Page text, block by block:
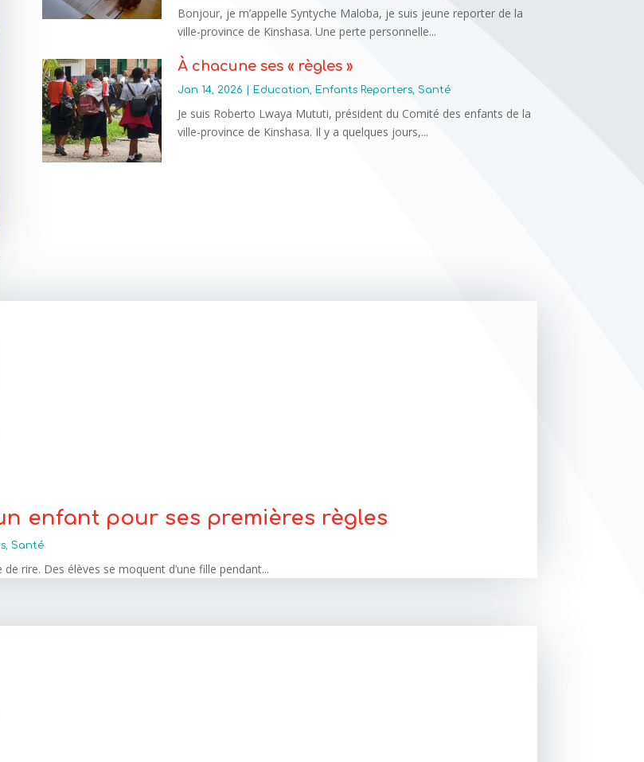
Bonjour, je m’appelle Syntyche Maloba, je suis jeune reporter de la
ville-province de Kinshasa. Une perte personnelle...
À chacune ses « règles »
Jan 14, 2026 | Education Enfants Reporters Santé
Je suis Roberto Lwaya Mututi, président du Comité des enfants de la
ville-province de Kinshasa. Il y a quelques jours,...
enfant pour ses premières règles
, Santé
rire. Des élèves se moquent d’une fille pendant...